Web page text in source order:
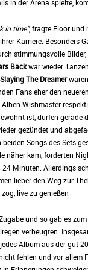
in der Arena spielte,
in time", fragte Floor und
Karriere. Besonders
stimmungsvolle
Backwar wieder
Slaying The Dreamer
Fans eher den
Wishmaster
ist, dürfen gerade
gezündet und
Songs des Sets
näher kam, forderten
Minuten. Allerdings
lieber den Weg zur
live zu genießen
und so gab es
verbeugten.
Album aus der gut
fehlen und vor allem